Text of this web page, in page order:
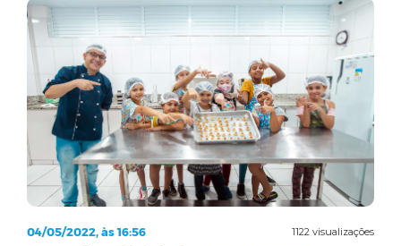
1122 visualizações
04/05/2022, às 16:56